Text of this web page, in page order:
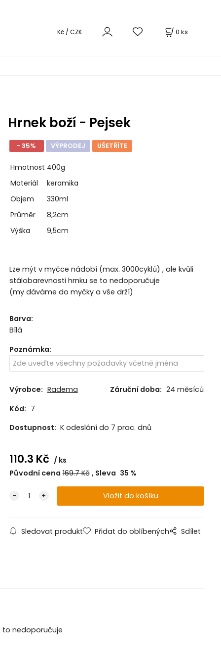
0 ks
Kč / CZK
Hrnek boží - Pejsek
- 35% VÝPRODEJ UŠETŘÍTE
Hmotnost 400g
Materiál
keramika
Objem
330ml
Průměr
8,2cm
Výška
9,5cm
Lze mýt v myčce nádobí (max. 3000cyklů) , ale kvůli
stálobarevnosti hrnku se to nedoporučuje
(my dáváme do myčky a vše drží)
Barva:
Bílá
Poznámka:
Výrobce: Radema Záruční doba: 24 měsíců
Kód: 7
Dostupnost: K odeslání do 7 prac. dnů
110.3 Kč
ks
Původní cena 169.7Kč Sleva 35 %
Sledovat produkt Přidat do oblíbených Sdílet
to nedoporučuje